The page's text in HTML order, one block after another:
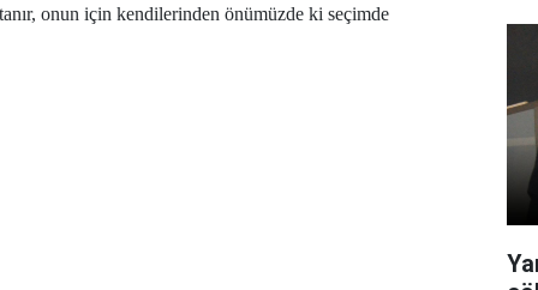
onun için kendilerinden önümüzde ki seçimde